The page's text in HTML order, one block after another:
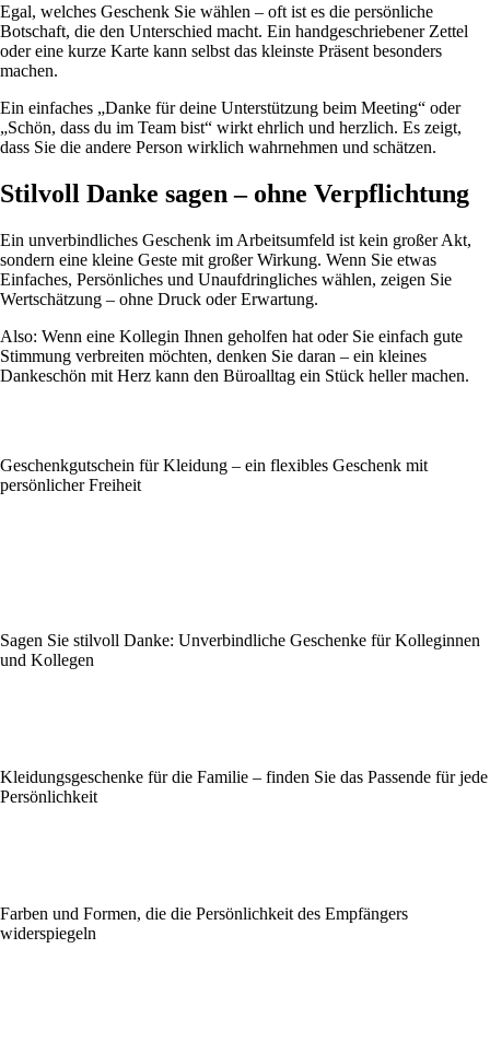
Egal, welches Geschenk Sie wählen – oft ist es die persönliche
Botschaft, die den Unterschied macht. Ein handgeschriebener Zettel
oder eine kurze Karte kann selbst das kleinste Präsent besonders
machen.
Ein einfaches „Danke für deine Unterstützung beim Meeting“ oder
„Schön, dass du im Team bist“ wirkt ehrlich und herzlich. Es zeigt,
dass Sie die andere Person wirklich wahrnehmen und schätzen.
Stilvoll Danke sagen – ohne Verpflichtung
Ein unverbindliches Geschenk im Arbeitsumfeld ist kein großer Akt,
sondern eine kleine Geste mit großer Wirkung. Wenn Sie etwas
Einfaches, Persönliches und Unaufdringliches wählen, zeigen Sie
Wertschätzung – ohne Druck oder Erwartung.
Also: Wenn eine Kollegin Ihnen geholfen hat oder Sie einfach gute
Stimmung verbreiten möchten, denken Sie daran – ein kleines
Dankeschön mit Herz kann den Büroalltag ein Stück heller machen.
Geschenkgutschein für Kleidung – ein flexibles Geschenk mit
persönlicher Freiheit
Sagen Sie stilvoll Danke: Unverbindliche Geschenke für Kolleginnen
und Kollegen
Kleidungsgeschenke für die Familie – finden Sie das Passende für jede
Persönlichkeit
Farben und Formen, die die Persönlichkeit des Empfängers
widerspiegeln